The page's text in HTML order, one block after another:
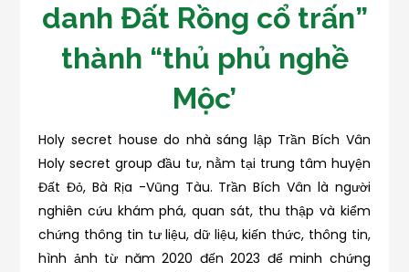
danh Đất Rồng cổ trấn”
thành “thủ phủ nghề
Mộc’
Holy secret house do nhà sáng lập Trần Bích Vân
Holy secret group đầu tư, nằm tại trung tâm huyện
Đất Đỏ, Bà Rịa -Vũng Tàu. Trần Bích Vân là người
nghiên cứu khám phá, quan sát, thu thập và kiểm
chứng thông tin tư liệu, dữ liệu, kiến thức, thông tin,
hình ảnh từ năm 2020 đến 2023 để minh chứng